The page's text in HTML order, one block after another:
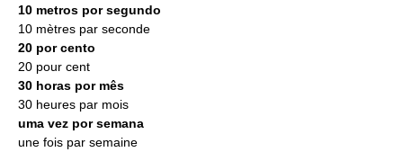
10 metros por segundo
10 mètres par seconde
20 por cento
20 pour cent
30 horas por mês
30 heures par mois
uma vez por semana
une fois par semaine